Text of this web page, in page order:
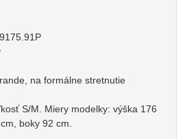
na formálne stretnutie
S/M. Miery modelky: výška 176
boky 92 cm.